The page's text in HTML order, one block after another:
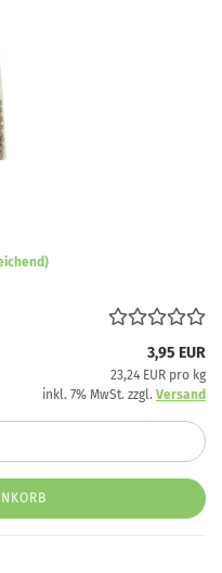
3,95 EUR
23,24 EUR pro kg
inkl. 7% MwSt. zzgl. Versand